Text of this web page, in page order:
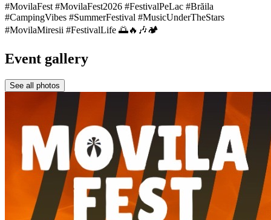
#MovilaFest #MovilaFest2026 #FestivalPeLac #Brăila
#CampingVibes #SummerFestival #MusicUnderTheStars
#MovilaMiresii #FestivalLife 🌅🔥🎶🏕️
Event gallery
See all photos